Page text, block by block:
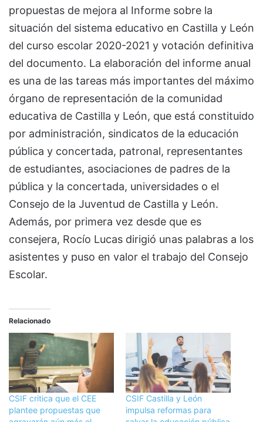
propuestas de mejora al Informe sobre la
situación del sistema educativo en Castilla y León
del curso escolar 2020-2021 y votación definitiva
del documento. La elaboración del informe anual
es una de las tareas más importantes del máximo
órgano de representación de la comunidad
educativa de Castilla y León, que está constituido
por administración, sindicatos de la educación
pública y concertada, patronal, representantes
de estudiantes, asociaciones de padres de la
pública y la concertada, universidades o el
Consejo de la Juventud de Castilla y León.
Además, por primera vez desde que es
consejera, Rocío Lucas dirigió unas palabras a los
asistentes y puso en valor el trabajo del Consejo
Escolar.
Relacionado
CSIF critica que el CEE
plantee propuestas que
CSIF Castilla y León
impulsa reformas para